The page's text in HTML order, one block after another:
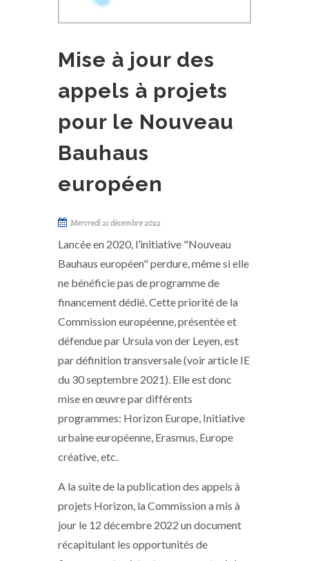
Mise à jour des
appels à projets
pour le Nouveau
Bauhaus
européen
Mercredi 21 décembre 2022
Lancée en 2020, l’initiative "Nouveau
Bauhaus européen" perdure, même si elle
ne bénéficie pas de programme de
financement dédié. Cette priorité de la
Commission européenne, présentée et
défendue par Ursula von der Leyen, est
par définition transversale (voir article IE
du 30 septembre 2021). Elle est donc
mise en œuvre par différents
programmes: Horizon Europe, Initiative
urbaine européenne, Erasmus, Europe
créative, etc.
A la suite de la publication des appels à
projets Horizon, la Commission a mis à
jour le 12 décembre 2022 un document
récapitulant les opportunités de